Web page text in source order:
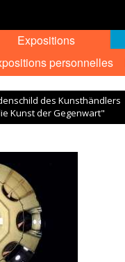
Expositions
personnelles
des Kunsthändlers
Kunst der Gegenwart"